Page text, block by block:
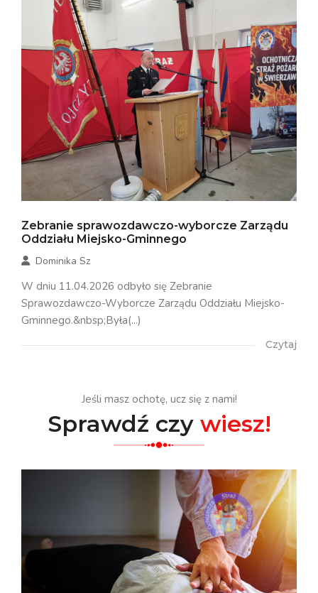
Zebranie sprawozdawczo-wyborcze Zarządu
Oddziału Miejsko-Gminnego
Dominika Sz
W dniu 11.04.2026 odbyło się Zebranie
Sprawozdawczo-Wyborcze Zarządu Oddziału Miejsko-
Gminnego.&nbsp;Była(...)
Czytaj
Jeśli masz ochotę, ucz się z nami!
Sprawdź czy wiesz!